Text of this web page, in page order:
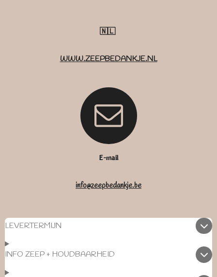
🇳🇱
WWW.ZEEPBEDANKJE.NL
E-mail
info@zeepbedankje.be
LEVERTERMIJN
INFO ZEEP + HOUDBAARHEID